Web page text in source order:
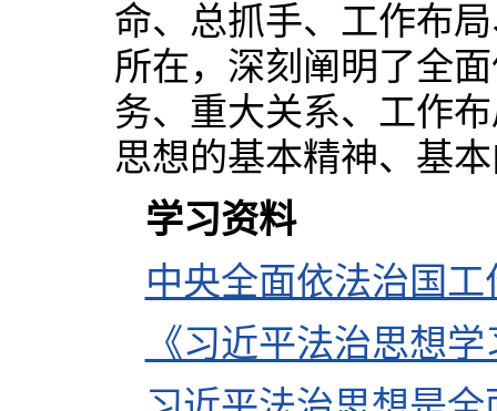
命、总抓手、工作布
所在，深刻阐明了全
务、重大关系、工作
思想的基本精神、基
学习资料
中央全面依法治国工
《习近平法治思想